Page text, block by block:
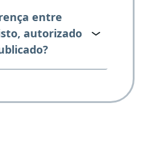
entre
autorizado